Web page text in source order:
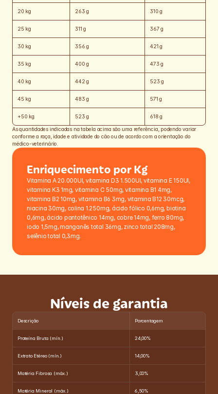
20 kg 263 g 310 g
25 kg 311 g 367 g
30 kg 356 g 421 g
35 kg 400 g 473 g
40 kg 442 g 523 g
45 kg 483 g 571 g
+50 kg 523 g
618 g
As quantidades indicadas na tabela acima são uma referência, podendo variar
conforme a raça, idade e atividade do cão ou de acordo com a orientação do
médico-veterinário.
Enriquecimento por Kg
Vitamina A 20.000UI, vitamina D3 1.500UI, vitamina E 150UI,
vitamina K3 1mg, vitamina C 50mg, vitamina B1 4mg,
vitamina B2 10mg, vitamina B6 3mg, vitamina B12 30mcg,
niacina 30mg, colina 1.250mg, ácido fólico 0,6mg, biotina
0,6mg, ácido pantotênico 14mg, cobre 14mg, ferro 80mg,
iodo 1,5mg, manganês total 36mg, zinco total 208mg,
selênio total 0,3mg.
Níveis de garantia
Descrição Porcentagem
Proteína Bruta (mín.) 24,00%
Extrato Etéreo (mín.) 14,00%
Matéria Fibrosa (máx.) 3,00%
Matéria Mineral (máx.) 6,50%